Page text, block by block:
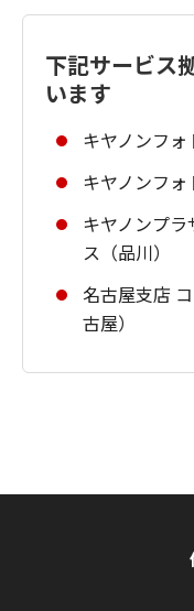
下記サービス
います
キヤノンフ
キヤノンフ
キヤノンプ
ス（品川）
名古屋支店
古屋）